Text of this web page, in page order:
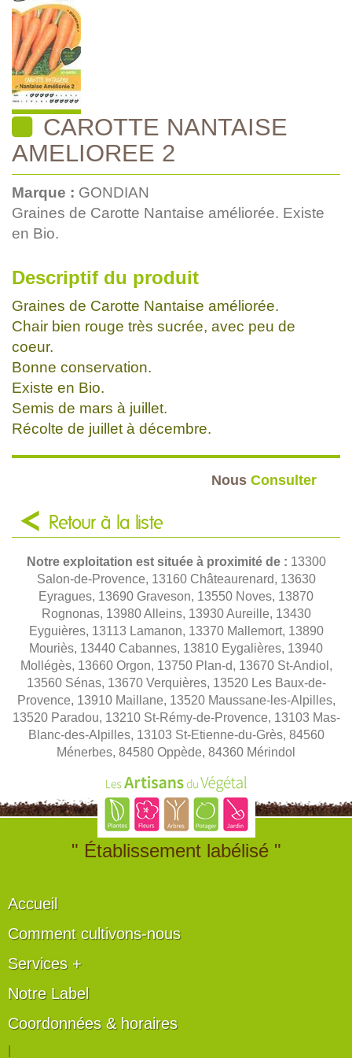
CAROTTE NANTAISE
AMELIOREE 2
Marque : GONDIAN
Graines de Carotte Nantaise améliorée. Existe
en Bio.
Descriptif du produit
Graines de Carotte Nantaise améliorée.
Chair bien rouge très sucrée, avec peu de
coeur.
Bonne conservation.
Existe en Bio.
Semis de mars à juillet.
Récolte de juillet à décembre.
Nous Consulter
Retour à la liste
Notre exploitation est située à proximité de : 13300
Salon-de-Provence, 13160 Châteaurenard, 13630
Eyragues, 13690 Graveson, 13550 Noves, 13870
Rognonas, 13980 Alleins, 13930 Aureille, 13430
Eyguières, 13113 Lamanon, 13370 Mallemort, 13890
Mouriès, 13440 Cabannes, 13810 Eygalières, 13940
Mollégès, 13660 Orgon, 13750 Plan-d, 13670 St-Andiol,
13560 Sénas, 13670 Verquières, 13520 Les Baux-de-
Provence, 13910 Maillane, 13520 Maussane-les-Alpilles,
13520 Paradou, 13210 St-Rémy-de-Provence, 13103 Mas-
Blanc-des-Alpilles, 13103 St-Etienne-du-Grès, 84560
Ménerbes, 84580 Oppède, 84360 Mérindol
" Établissement labélisé "
Accueil
Comment cultivons-nous
Services +
Notre Label
Coordonnées & horaires